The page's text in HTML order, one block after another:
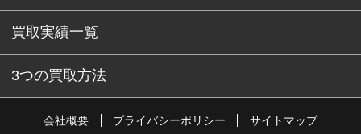
買取実績一覧
3つの買取方法
会社概要 プライバシーポリシー
サイトマップ